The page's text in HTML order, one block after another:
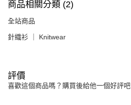
商品相關分類 (2)
全站商品
針織衫 ｜ Knitwear
評價
喜歡這個商品嗎？購買後給他一個好評吧